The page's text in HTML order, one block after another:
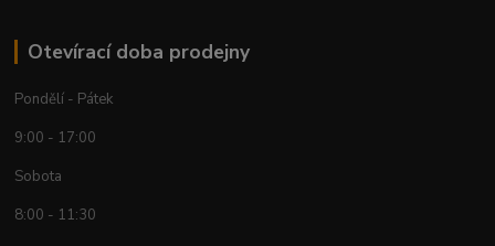
Otevírací doba prodejny
Pondělí - Pátek
9:00 - 17:00
Sobota
8:00 - 11:30